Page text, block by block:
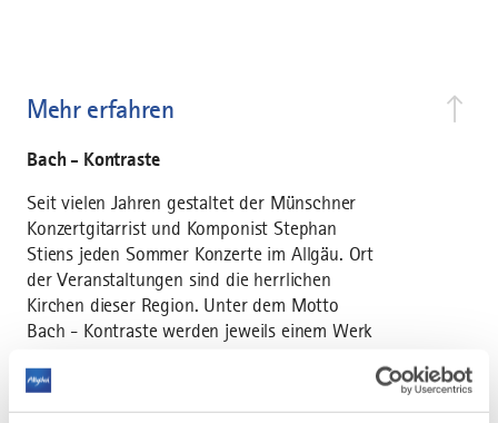
Mehr erfahren
Bach - Kontraste
Seit vielen Jahren gestaltet der Münschner
Konzertgitarrist und Komponist Stephan
Stiens jeden Sommer Konzerte im Allgäu. Ort
der Veranstaltungen sind die herrlichen
Kirchen dieser Region. Unter dem Motto
Bach - Kontraste werden jeweils einem Werk
Gitarrenrepertoire gegenüber gestellt. Es
ereignen sich höchst reizvolle musikalische